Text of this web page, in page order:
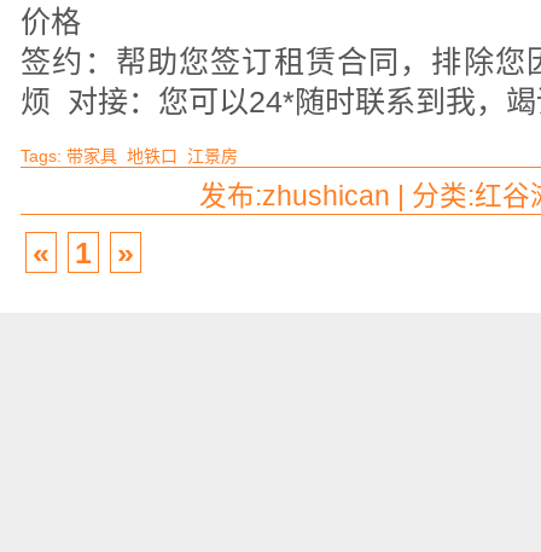
价格
签约：帮助您签订租赁合同，排除您
烦 对接：您可以24*随时联系到我，
Tags:带家具 地铁口 江景房
发布:zhushican | 分类:红谷
« 1 »